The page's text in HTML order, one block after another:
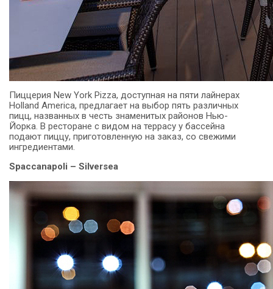
Пиццерия New York Pizza, доступная на пяти лайнерах
Holland America, предлагает на выбор пять различных
пицц, названных в честь знаменитых районов Нью-
Йорка. В ресторане с видом на террасу у бассейна
подают пиццу, приготовленную на заказ, со свежими
ингредиентами.
Spaccanapoli – Silversea